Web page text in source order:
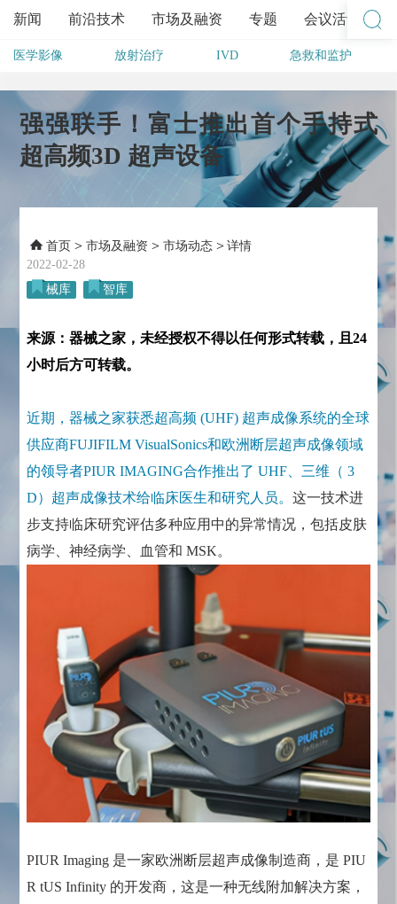
新闻 前沿技术 市场及融资 专题 会议活动
医学影像 放射治疗 IVD 急救和监护
强强联手！富士推出首个手持式
超高频3D 超声设备
首页 > 市场及融资 > 市场动态 > 详情
2022-02-28
械库
智库
来源：器械之家，未经授权不得以任何形式转载，且24
小时后方可转载。
近期，器械之家获悉超高频 (UHF) 超声成像系统的全球
供应商FUJIFILM VisualSonics和欧洲断层超声成像领域
的领导者PIUR IMAGING合作推出了 UHF、三维（ 3
D）超声成像技术给临床医生和研究人员。这一技术进
步支持临床研究评估多种应用中的异常情况，包括皮肤
病学、神经病学、血管和 MSK。
PIUR Imaging 是一家欧洲断层超声成像制造商，是 PIU
R tUS Infinity 的开发商，这是一种无线附加解决方案，